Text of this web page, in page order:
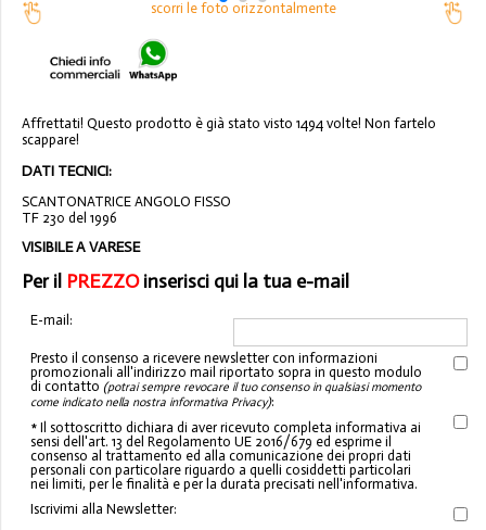
scorri le foto orizzontalmente
Affrettati! Questo prodotto è già stato visto 1494 volte! Non fartelo
scappare!
DATI TECNICI:
SCANTONATRICE ANGOLO FISSO
TF 230 del 1996
VISIBILE A VARESE
Per il PREZZOinserisci qui la tua e-mail
E-mail:
Presto il consenso a ricevere newsletter con informazioni
promozionali all'indirizzo mail riportato sopra in questo modulo
di contatto (potrai sempre revocare il tuo consenso in qualsiasi momento
come indicato nella nostra informativa Privacy):
* Il sottoscritto dichiara di aver ricevuto completa informativa ai
sensi dell'art. 13 del Regolamento UE 2016/679 ed esprime il
consenso al trattamento ed alla comunicazione dei propri dati
personali con particolare riguardo a quelli cosiddetti particolari
nei limiti, per le finalità e per la durata precisati nell'informativa.
Iscrivimi alla Newsletter: